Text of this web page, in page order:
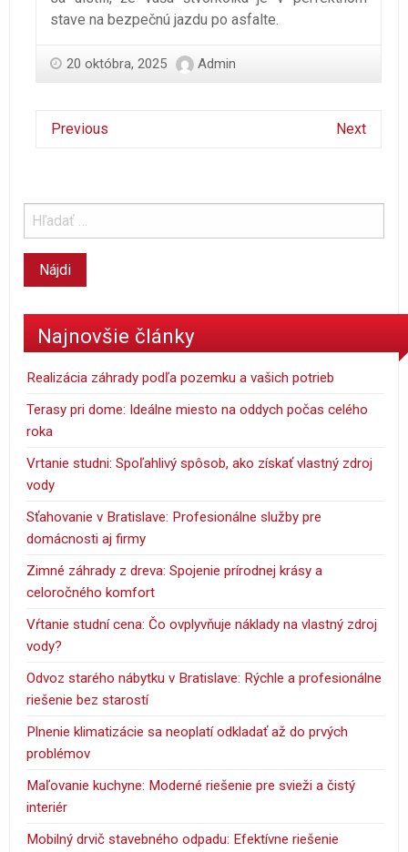
stave na bezpečnú jazdu po asfalte.
20 októbra, 2025 Admin
Previous Next
Najnovšie články
Realizácia záhrady podľa pozemku a vašich potrieb
Terasy pri dome: Ideálne miesto na oddych počas celého
roka
Vrtanie studni: Spoľahlivý spôsob, ako získať vlastný zdroj
vody
Sťahovanie v Bratislave: Profesionálne služby pre
domácnosti aj firmy
Zimné záhrady z dreva: Spojenie prírodnej krásy a
celoročného komfort
Vŕtanie studní cena: Čo ovplyvňuje náklady na vlastný zdroj
vody?
Odvoz starého nábytku v Bratislave: Rýchle a profesionálne
riešenie bez starostí
Plnenie klimatizácie sa neoplatí odkladať až do prvých
problémov
Maľovanie kuchyne: Moderné riešenie pre svieži a čistý
interiér
Mobilný drvič stavebného odpadu: Efektívne riešenie